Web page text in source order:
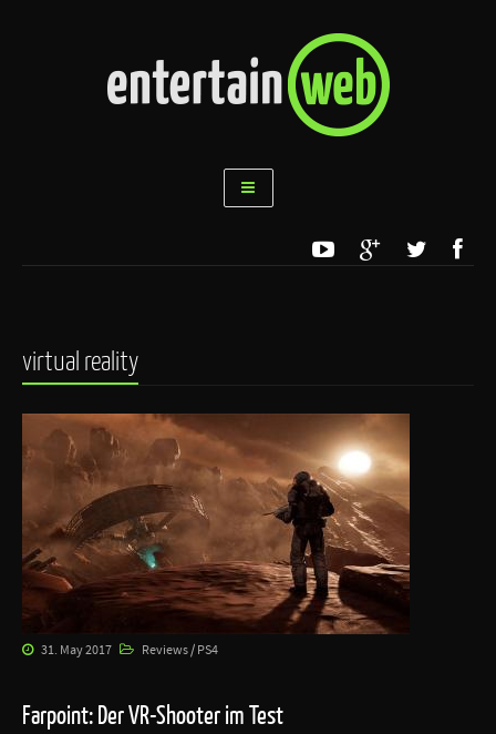
virtual reality
31. May 2017 Reviews / PS4
Farpoint: Der VR-Shooter im Test